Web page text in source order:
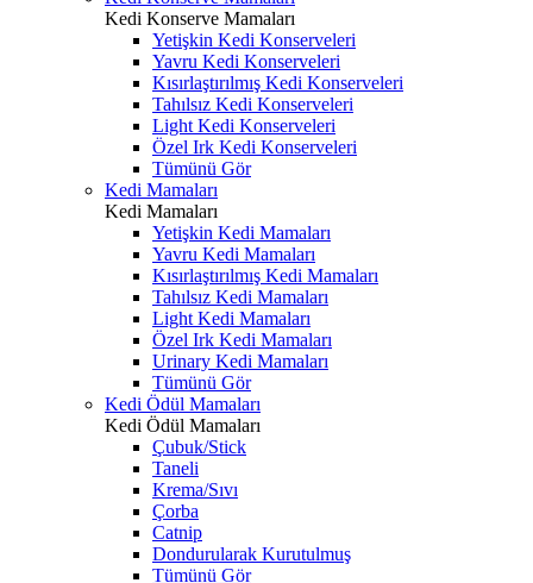
Kedi Konserve Mamaları
Yetişkin Kedi Konserveleri
Yavru Kedi Konserveleri
Kısırlaştırılmış Kedi Konserveleri
Tahılsız Kedi Konserveleri
Light Kedi Konserveleri
Özel Irk Kedi Konserveleri
Tümünü Gör
Kedi Mamaları
Kedi Mamaları
Yetişkin Kedi Mamaları
Yavru Kedi Mamaları
Kısırlaştırılmış Kedi Mamaları
Tahılsız Kedi Mamaları
Light Kedi Mamaları
Özel Irk Kedi Mamaları
Urinary Kedi Mamaları
Tümünü Gör
Kedi Ödül Mamaları
Kedi Ödül Mamaları
Çubuk/Stick
Taneli
Krema/Sıvı
Çorba
Catnip
Dondurularak Kurutulmuş
Tümünü Gör